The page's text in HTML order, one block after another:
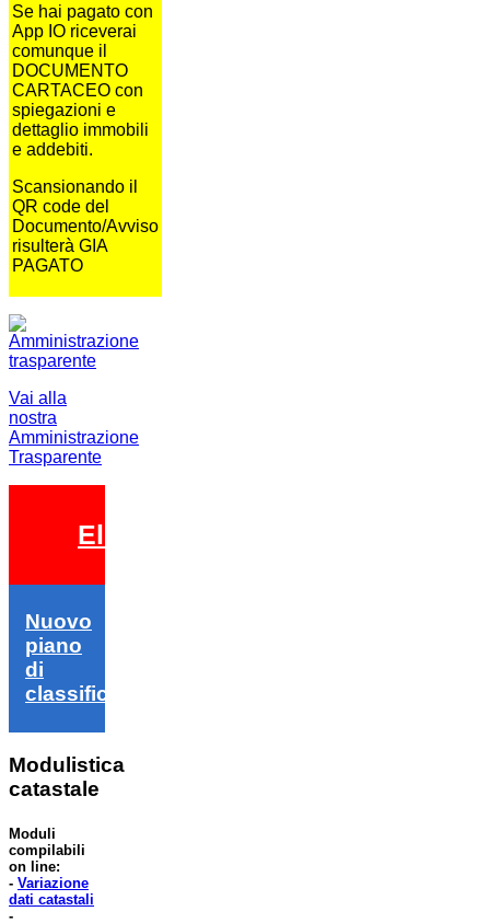
Se hai pagato con
App IO riceverai
comunque il
DOCUMENTO
CARTACEO con
spiegazioni e
dettaglio immobili
e addebiti.
Scansionando il
QR code del
Documento/Avviso
risulterà GIA
PAGATO
Vai alla
nostra
Amministrazione
Trasparente
Elezioni 2026
Nuovo
piano
di
classifica
Modulistica
catastale
Moduli
compilabili
on line:
- Variazione
dati catastali
-